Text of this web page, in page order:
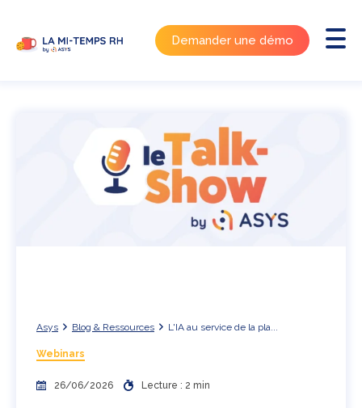
Demander une démo
Asys Blog & Ressources L'IA au service de la pla...
Webinars
26/06/2026 Lecture : 2 min